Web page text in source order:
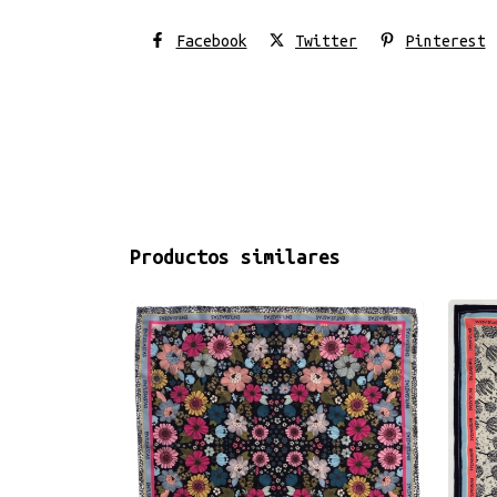
Facebook Twitter Pinterest
Productos similares